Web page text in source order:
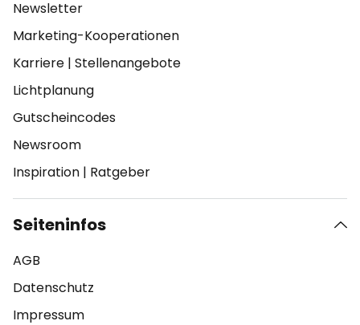
Newsletter
Marketing-Kooperationen
Karriere | Stellenangebote
Lichtplanung
Gutscheincodes
Newsroom
Inspiration | Ratgeber
Seiteninfos
AGB
Datenschutz
Impressum